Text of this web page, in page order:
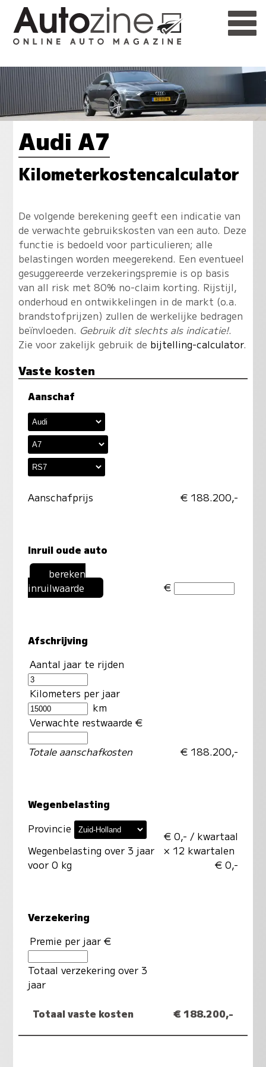
Audi A7
Kilometerkostencalculator
De volgende berekening geeft een indicatie van
de verwachte gebruikskosten van een auto. Deze
functie is bedoeld voor particulieren; alle
belastingen worden meegerekend. Een eventueel
gesuggereerde verzekeringspremie is op basis
van all risk met 80% no-claim korting. Rijstijl,
onderhoud en ontwikkelingen in de markt (o.a.
brandstofprijzen) zullen de werkelijke bedragen
beïnvloeden. Gebruik dit slechts als indicatie!.
Zie voor zakelijk gebruik de bijtelling-calculator.
Vaste kosten
Aanschaf
Aanschafprijs € 188.200,-
Inruil oude auto
bereken
inruilwaarde
€
Afschrijving
Aantal jaar te rijden
Kilometers per jaar
km
Verwachte restwaarde €
Totale aanschafkosten € 188.200,-
Wegenbelasting
Provincie
Wegenbelasting over 3 jaar
voor 0 kg
€ 0,- / kwartaal
× 12 kwartalen
€ 0,-
Verzekering
Premie per jaar €
Totaal verzekering over 3
jaar
Totaal vaste kosten € 188.200,-